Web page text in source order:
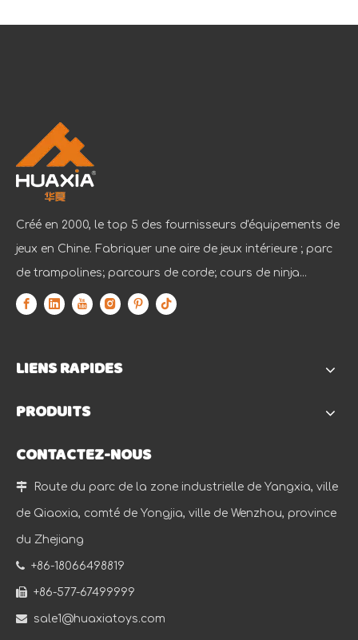
Créé en 2000, le top 5 des fournisseurs d'équipements de
jeux en Chine. Fabriquer une aire de jeux intérieure ; parc
de trampolines; parcours de corde; cours de ninja...
LIENS RAPIDES
PRODUITS
CONTACTEZ-NOUS
 Route du parc de la zone industrielle de Yangxia, ville
de Qiaoxia, comté de Yongjia, ville de Wenzhou, province
du Zhejiang
 +86-18066498819
 +86-577-67499999
 sale1@huaxiatoys.com